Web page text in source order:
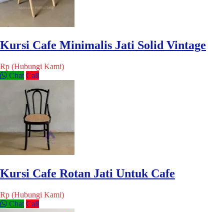
Kursi Cafe Minimalis Jati Solid Vintage
Rp (Hubungi Kami)
Chat Call
Kursi Cafe Rotan Jati Untuk Cafe
Rp (Hubungi Kami)
Chat Call